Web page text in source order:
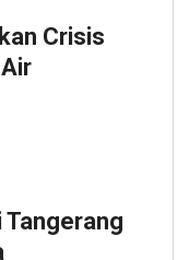
Crisis
Tangerang